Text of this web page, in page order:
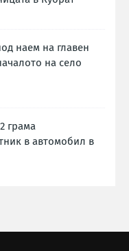
наем на главен
на село
грама
в автомобил в